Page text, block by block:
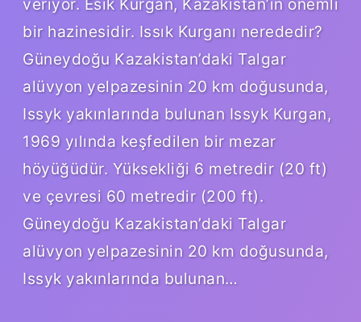
bir hazinesidir. Issık Kurganı nerededir?
Güneydoğu Kazakistan’daki Talgar
alüvyon yelpazesinin 20 km doğusunda,
Issyk yakınlarında bulunan Issyk Kurgan,
1969 yılında keşfedilen bir mezar
höyüğüdür. Yüksekliği 6 metredir (20 ft)
ve çevresi 60 metredir (200 ft).
Güneydoğu Kazakistan’daki Talgar
alüvyon yelpazesinin 20 km doğusunda,
Issyk yakınlarında bulunan…